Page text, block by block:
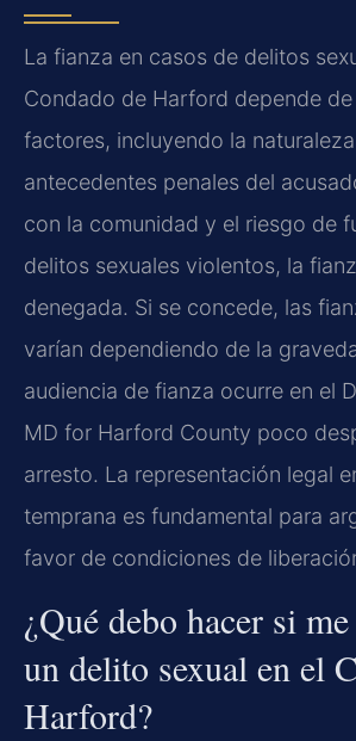
La fianza en casos de delitos
Condado de Harford depende
factores, incluyendo la
antecedentes penales del
con la comunidad y el riesgo de
delitos sexuales violentos, la
denegada. Si se concede, las
varían dependiendo de la
audiencia de fianza ocurre en el
MD for Harford County poco
arresto. La representación legal
temprana es fundamental para
favor de condiciones de
¿Qué debo hacer si
un delito sexual en el
Harford?